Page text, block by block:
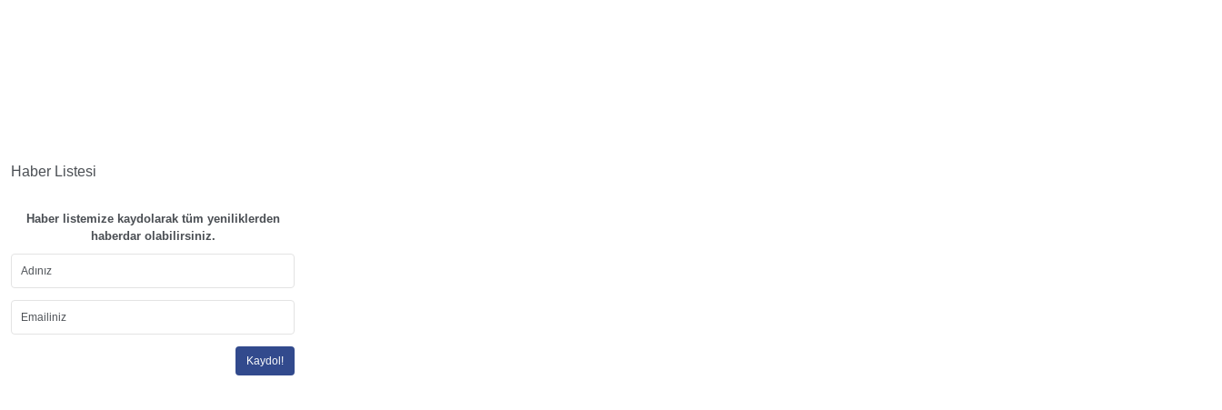
Haber Listesi
Haber listemize kaydolarak tüm yeniliklerden
haberdar olabilirsiniz.
Kaydol!